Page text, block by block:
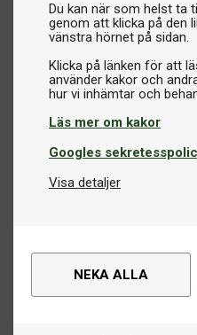
Du kan när som helst ta
genom att klicka på den
vänstra hörnet på sidan.
Klicka på länken för att
använder kakor och
Läs mer om kakor
Googles
Visa detaljer
NEKA ALLA